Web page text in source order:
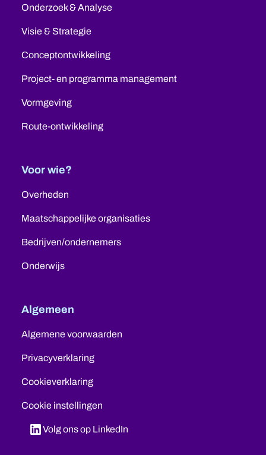
Onderzoek & Analyse
Visie & Strategie
Conceptontwikkeling
Project- en programma management
Vormgeving
Route-ontwikkeling
Voor wie?
Overheden
Maatschappelijke organisaties
Bedrijven/ondernemers
Onderwijs
Algemeen
Algemene voorwaarden
Privacyverklaring
Cookieverklaring
Cookie instellingen
Volg ons op LinkedIn